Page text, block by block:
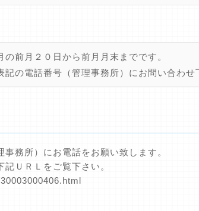
前月２０日から前月月末までです。
記の電話番号（管理事務所）にお問い合わせ
務所）にお電話をお願い致します。
ＵＲＬをご覧下さい。